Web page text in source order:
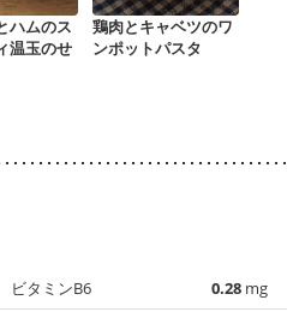
ハムのス
温玉のせ
鶏肉とキャベツのワ
ンポットパスタ
ビタミンB6 0.28 mg